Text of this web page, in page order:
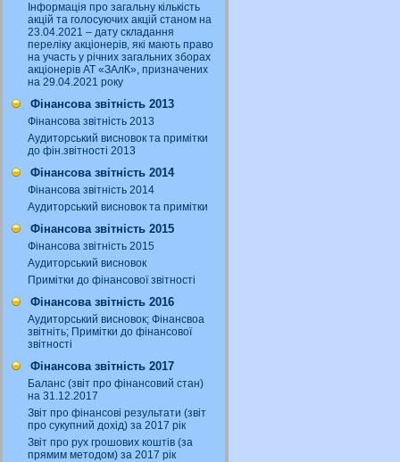
Інформація про загальну кількість
акцій та голосуючих акцій станом на
23.04.2021 – дату складання
переліку акціонерів, які мають право
на участь у річних загальних зборах
акціонерів АТ «ЗАлК», призначених
на 29.04.2021 року
Фінансова звітність 2013
Фінансова звітність 2013
Аудиторський висновок та примітки
до фін.звітності 2013
Фінансова звітність 2014
Фінансова звітність 2014
Аудиторський висновок та примітки
Фінансова звітність 2015
Фінансова звітність 2015
Аудиторський висновок
Примітки до фінансової звітності
Фінансова звітність 2016
Аудиторський висновок; Фінансвоа
звітніть; Примітки до фінансової
звітності
Фінансова звітність 2017
Баланс (звіт про фінансовий стан)
на 31.12.2017
Звіт про фінансові результати (звіт
про сукупний дохід) за 2017 рік
Звіт про рух грошових коштів (за
прямим методом) за 2017 рік